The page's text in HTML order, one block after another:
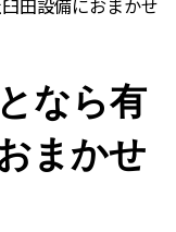
田設備におまかせ
なら有
まかせ